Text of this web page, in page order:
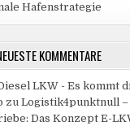
Hafenstrategie
KOMMENTARE
LKW - Es kommt
zu Logistik4punktnull –
Das Konzept E-